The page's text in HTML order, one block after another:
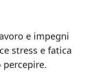
e impegni
stress e fatica